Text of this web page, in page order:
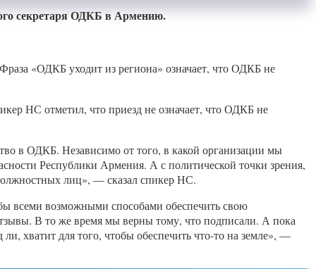
секретаря ОДКБ в Армению.
«ОДКБ уходит из региона» означает, что ОДКБ не
НС отметил, что приезд не означает, что ОДКБ не
в ОДКБ. Независимо от того, в какой организации мы
Республики Армения. А с политической точки зрения,
лиц», — сказал спикер НС.
всеми возможными способами обеспечить свою
В то же время мы верны тому, что подписали. А пока
хватит для того, чтобы обеспечить что-то на земле», —